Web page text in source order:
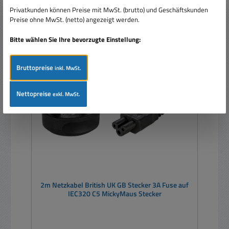
Details
%Rabatt
2m Netzkabel British UK GB Stecker 3A Fuse auf
IEC320 C5 MickyMaus Stecker
Privatkunden können Preise mit MwSt. (brutto) und Geschäftskunden
Preise ohne MwSt. (netto) angezeigt werden.
Bitte wählen Sie Ihre bevorzugte Einstellung:
Bruttopreiseinkl. MwSt.
Nettopreiseexkl. MwSt.